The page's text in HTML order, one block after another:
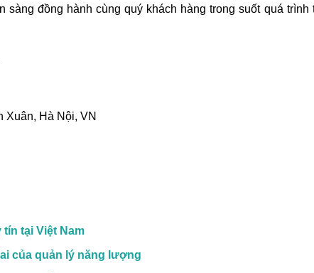
sàng đồng hành cùng quý khách hàng trong suốt quá trình
Xuân, Hà Nội, VN
tại Việt Nam
của quản lý năng lượng